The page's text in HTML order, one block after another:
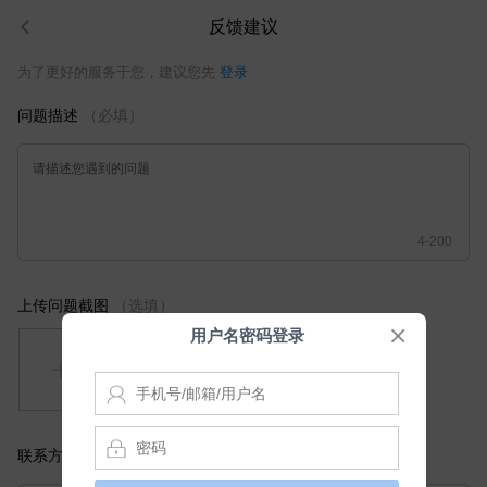
反馈建议
为了更好的服务于您，建议您先 登录
问题描述 （必填）
请描述您遇到的问题
4-200
上传问题截图 （选填）
联系方式 （选填）
用户名密码登录
账
号
密
码